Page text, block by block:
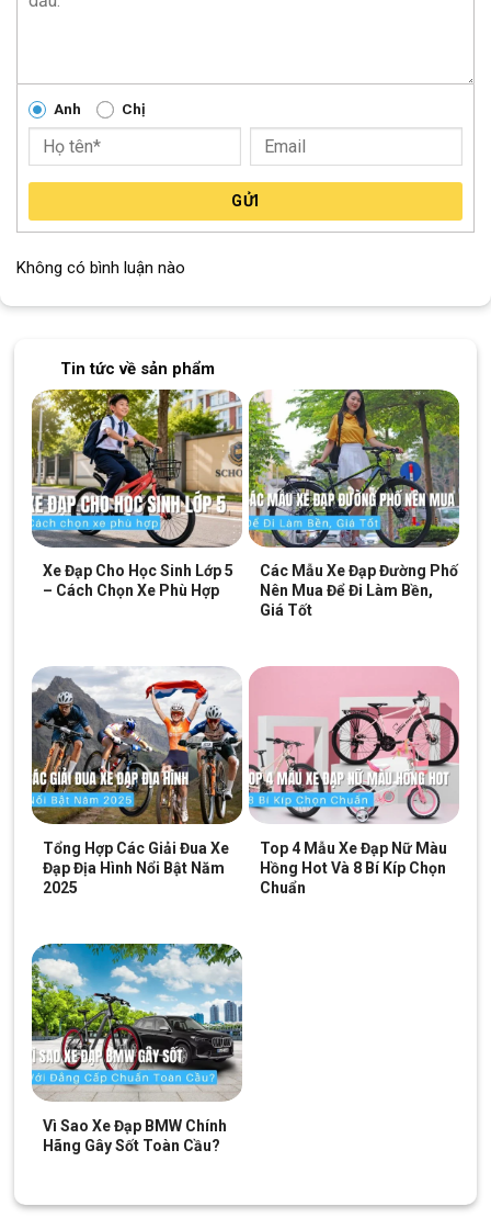
[table id=115 /]
Xem Thêm:Facebook
Block"hinh-anh-dia-chi-chan-trang-san-pham"not found
FS224-DX
Anh Chị
GỬI
Không có bình luận nào
Tin tức về sản phẩm
Xe Đạp Cho Học Sinh Lớp 5
– Cách Chọn Xe Phù Hợp
Các Mẫu Xe Đạp Đường Phố
Nên Mua Để Đi Làm Bền,
Giá Tốt
Tổng Hợp Các Giải Đua Xe
Đạp Địa Hình Nổi Bật Năm
2025
Top 4 Mẫu Xe Đạp Nữ Màu
Hồng Hot Và 8 Bí Kíp Chọn
Chuẩn
Vì Sao Xe Đạp BMW Chính
Hãng Gây Sốt Toàn Cầu?